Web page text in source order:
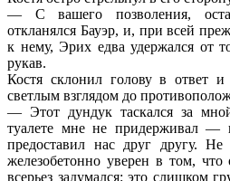
— С вашего позволения,
откланялся Бауэр, и, при всей
к нему, Эрих едва удержался от
рукав.
Костя склонил голову в ответ
светлым взглядом до
— Этот дундук таскался за
туалете мне не придерживал —
предоставил нас друг другу.
железобетонно уверен в том,
всерьез задумался: это слишком